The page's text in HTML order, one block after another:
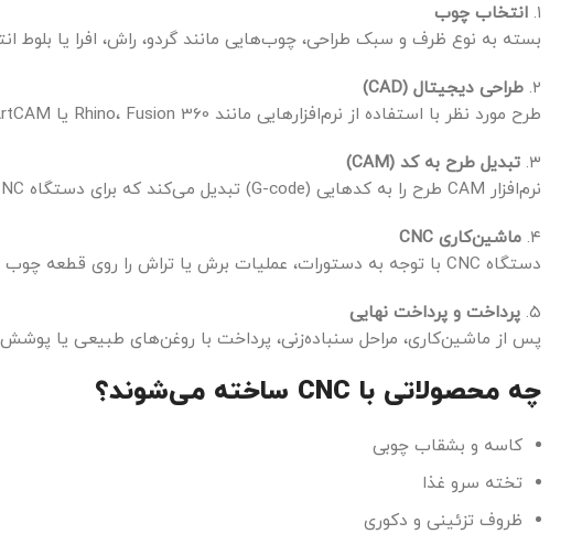
۱. انتخاب چوب
بسته به نوع ظرف و سبک طراحی، چوب‌هایی مانند گردو، راش، افرا یا بلوط
۲. طراحی دیجیتال (CAD)
طرح مورد نظر با استفاده از نرم‌افزارهایی مانند Rhino، Fusion 360 یا ArtCAM طراحی می‌شود.
۳. تبدیل طرح به کد (CAM)
نرم‌افزار CAM طرح را به کدهایی (G-code) تبدیل می‌کند که برای دستگاه CNC قابل فهم باشد.
۴. ماشین‌کاری CNC
دستگاه CNC با توجه به دستورات، عملیات برش یا تراش را روی قطعه چوب انجام می‌دهد.
۵. پرداخت و پرداخت نهایی
پس از ماشین‌کاری، مراحل سنباده‌زنی، پرداخت با روغن‌های طبیعی یا
چه محصولاتی با CNC ساخته می‌شوند؟
کاسه و بشقاب چوبی
تخته سرو غذا
ظروف تزئینی و دکوری